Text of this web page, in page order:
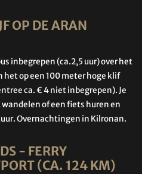
OP DE ARAN
inbegrepen (ca.2,5 uur) over het
het op een 100 meter hoge klif
ca. € 4 niet inbegrepen). Je
of een fiets huren en
Overnachtingen in Kilronan.
- FERRY
(CA. 124 KM)